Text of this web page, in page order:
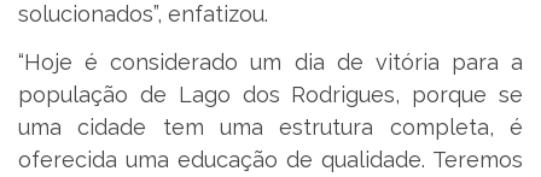
solucionados”, enfatizou.
“Hoje é considerado um dia de vitória para a
população de Lago dos Rodrigues, porque se
uma cidade tem uma estrutura completa, é
oferecida uma educação de qualidade. Teremos